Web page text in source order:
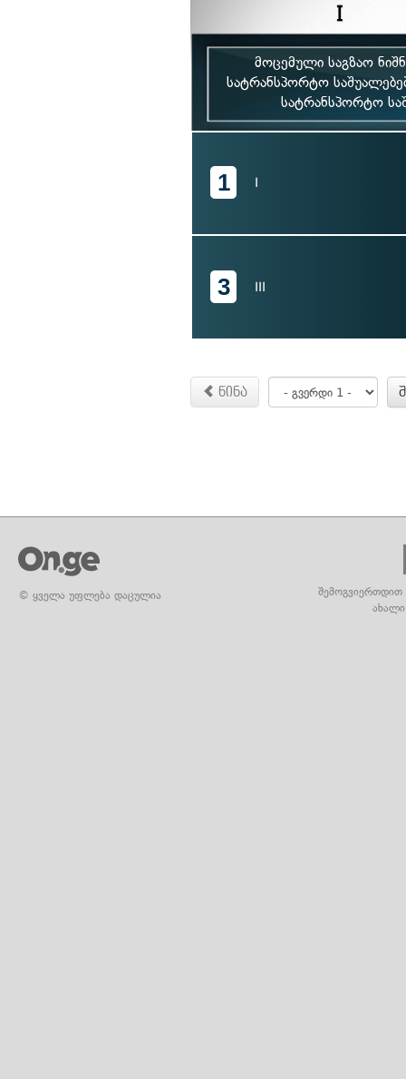
მოცემული საგზაო
სატრანსპორტო
სატრანსპორტო
1 I
3 III
წინა
© ყველა უფლება დაცულია
შემოგვიერთდით
ახალი